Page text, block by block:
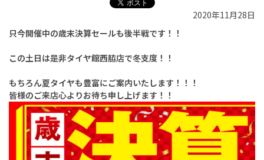
2020年11月28日
只今開催中の歳末決算セールも後半戦です！！
この土日は是非タイヤ館西脇店で冬支度！！
もちろん夏タイヤも豊富にご案内いたします！！！
皆様のご来店心よりお待ち申し上げます！！